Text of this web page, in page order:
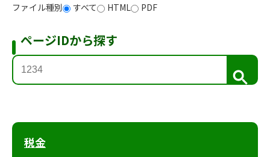
ファイル種別 すべて HTML PDF
ページIDから探す
検
索
税金